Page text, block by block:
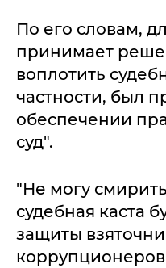
По его словам,
принимает
воплотить
частности, был
обеспечении
суд".
"Не могу
судебная каста
защиты